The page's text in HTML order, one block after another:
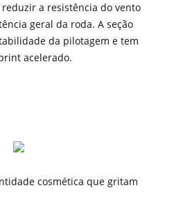
a resistência do vento
geral da roda. A seção
da pilotagem e tem
acelerado.
cosmética que gritam